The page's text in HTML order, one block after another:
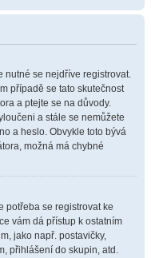
nutné se nejdříve registrovat.
případě se tato skutečnost
a ptejte se na důvody.
a stále se nemůžete
a heslo. Obvykle toto bývá
možná má chybné
potřeba se registrovat ke
vám dá přístup k ostatním
jako např. postavičky,
přihlášení do skupin, atd.